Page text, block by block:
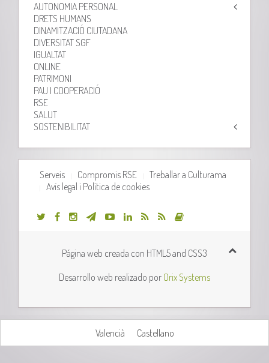
AUTONOMIA PERSONAL
DRETS HUMANS
DINAMITZACIÓ CIUTADANA
DIVERSITAT SGF
IGUALTAT
ONLINE
PATRIMONI
PAU I COOPERACIÓ
RSE
SALUT
SOSTENIBILITAT
Serveis Compromis RSE
Treballar a Culturama
Avís legal i Política de cookies
Página web creada con HTML5 and CSS3
Desarrollo web realizado por Orix Systems
Valencià Castellano